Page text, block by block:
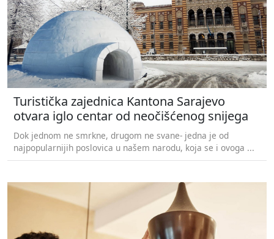
Turistička zajednica Kantona Sarajevo
otvara iglo centar od neočišćenog snijega
Dok jednom ne smrkne, drugom ne svane- jedna je od
najpopularnijih poslovica u našem narodu, koja se i ovoga ...